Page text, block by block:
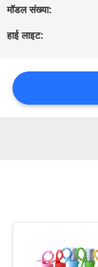
गुणवत्ता
हमसे
मॉडल संख्या:
हाई लाइट: